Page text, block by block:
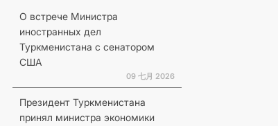
О встрече Министра
иностранных дел
Туркменистана с сенатором
США
09 七月 2026
Президент Туркменистана
принял министра экономики